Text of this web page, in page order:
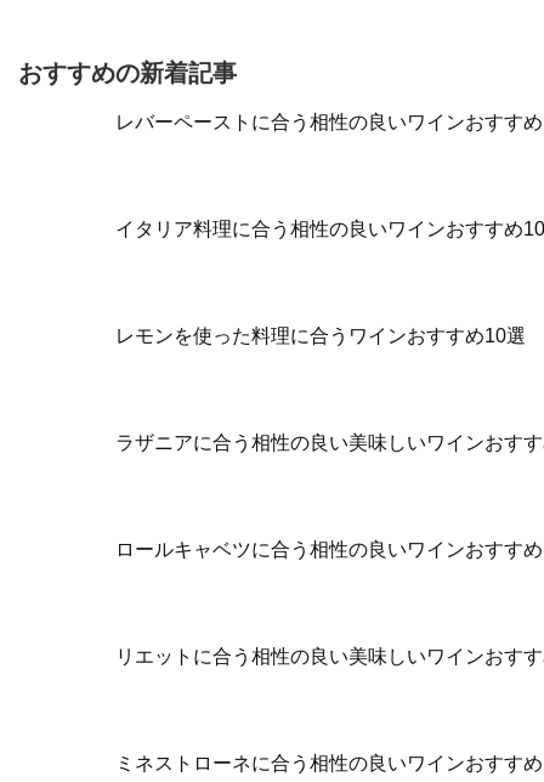
おすすめの新着記事
レバーペーストに合う相性の良いワインおすす
イタリア料理に合う相性の良いワインおすすめ
レモンを使った料理に合うワインおすすめ10選
ラザニアに合う相性の良い美味しいワインおす
ロールキャベツに合う相性の良いワインおすす
リエットに合う相性の良い美味しいワインおす
ミネストローネに合う相性の良いワインおすす